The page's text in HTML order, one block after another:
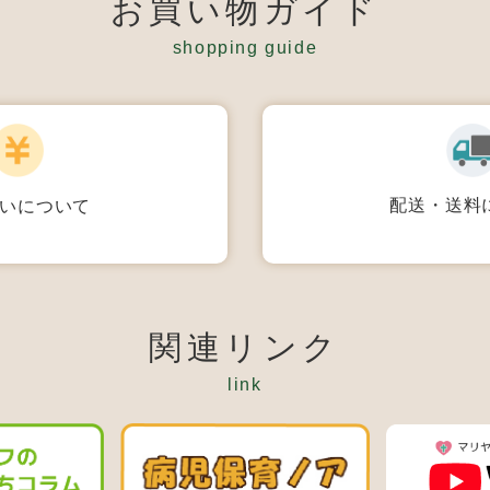
お買い物ガイド
shopping guide
について 配送・送料
関連リンク
link